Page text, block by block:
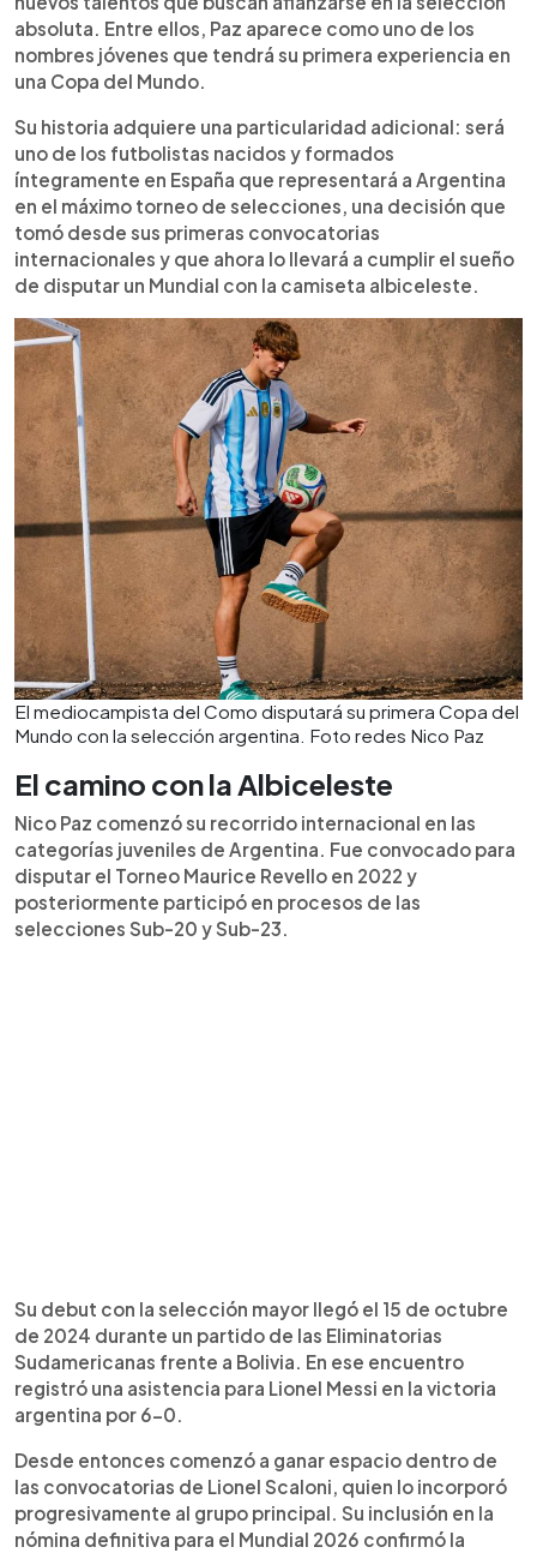
absoluta. Entre ellos, Paz aparece como uno de los
nombres jóvenes que tendrá su primera experiencia en
una Copa del Mundo.
Su historia adquiere una particularidad adicional: será
uno de los futbolistas nacidos y formados
íntegramente en España que representará a Argentina
en el máximo torneo de selecciones, una decisión que
tomó desde sus primeras convocatorias
internacionales y que ahora lo llevará a cumplir el sueño
de disputar un Mundial con la camiseta albiceleste.
El mediocampista del Como disputará su primera Copa del
Mundo con la selección argentina. Foto redes Nico Paz
El camino con la Albiceleste
Nico Paz comenzó su recorrido internacional en las
categorías juveniles de Argentina. Fue convocado para
disputar el Torneo Maurice Revello en 2022 y
posteriormente participó en procesos de las
selecciones Sub-20 y Sub-23.
Su debut con la selección mayor llegó el 15 de octubre
de 2024 durante un partido de las Eliminatorias
Sudamericanas frente a Bolivia. En ese encuentro
registró una asistencia para Lionel Messi en la victoria
argentina por 6-0.
Desde entonces comenzó a ganar espacio dentro de
las convocatorias de Lionel Scaloni, quien lo incorporó
progresivamente al grupo principal. Su inclusión en la
nómina definitiva para el Mundial 2026 confirmó la